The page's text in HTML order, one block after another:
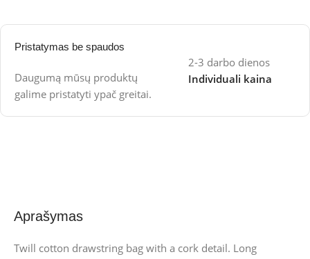
Pristatymas be spaudos
Daugumą mūsų produktų
galime pristatyti ypač greitai.
2-3 darbo dienos
Individuali kaina
Aprašymas
Twill cotton drawstring bag with a cork detail. Long